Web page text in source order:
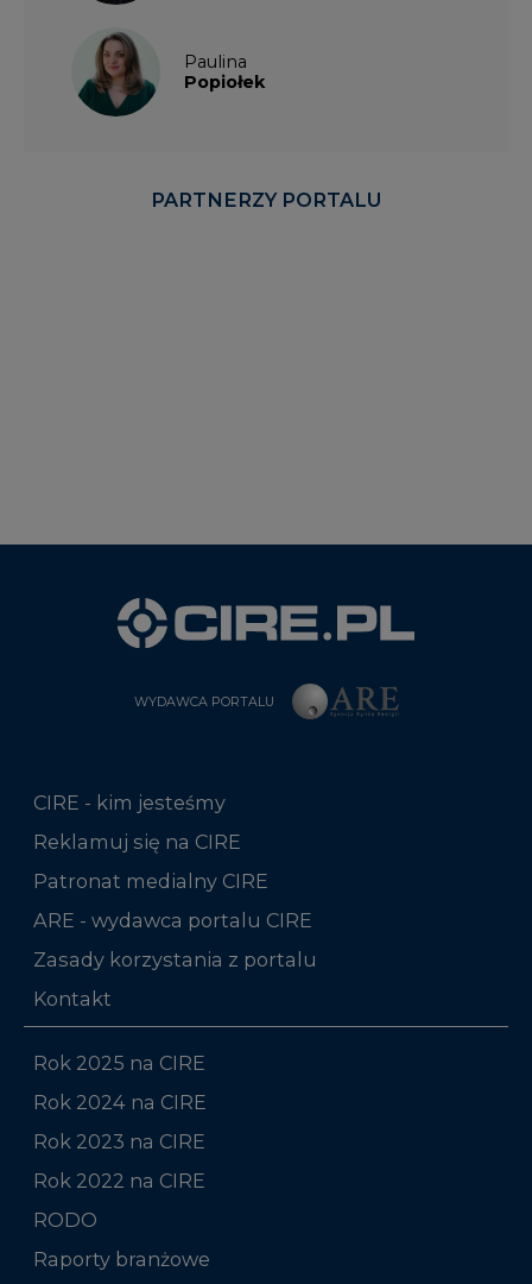
Paulina
Popiołek
PARTNERZY PORTALU
WYDAWCA PORTALU
CIRE - kim jesteśmy
Reklamuj się na CIRE
Patronat medialny CIRE
ARE - wydawca portalu CIRE
Zasady korzystania z portalu
Kontakt
Rok 2025 na CIRE
Rok 2024 na CIRE
Rok 2023 na CIRE
Rok 2022 na CIRE
RODO
Raporty branżowe